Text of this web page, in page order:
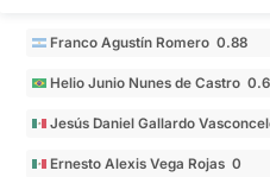
Franco Agustín Romero 0.88
Helio Junio Nunes de Castro
Jesús Daniel Gallardo
Ernesto Alexis Vega Rojas 0